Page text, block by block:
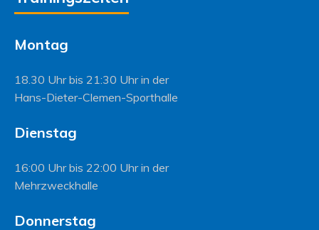
Montag
18.30 Uhr bis 21:30 Uhr in der
Hans-Dieter-Clemen-Sporthalle
Dienstag
16:00 Uhr bis 22:00 Uhr in der
Mehrzweckhalle
Donnerstag